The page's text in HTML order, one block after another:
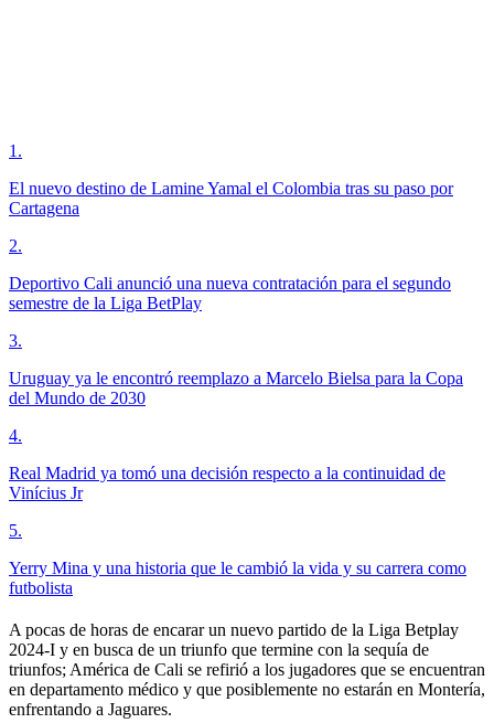
1 .
El nuevo destino de Lamine Yamal el Colombia tras su paso por
Cartagena
2.
Deportivo Cali anunció una nueva contratación para el segundo
semestre de la Liga BetPlay
3.
Uruguay ya le encontró reemplazo a Marcelo Bielsa para la Copa
del Mundo de 2030
4.
Real Madrid ya tomó una decisión respecto a la continuidad de
Vinícius Jr
5.
Yerry Mina y una historia que le cambió la vida y su carrera como
futbolista
A pocas de horas de encarar un nuevo partido de la Liga Betplay
2024-I y en busca de un triunfo que termine con la sequía de
triunfos; América de Cali se refirió a los jugadores que se encuentran
en departamento médico y que posiblemente no estarán en Montería,
enfrentando a Jaguares.